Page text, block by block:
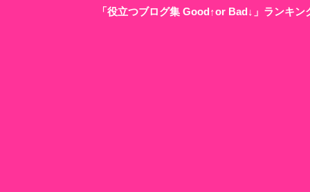
「役立つブログ集 Good↑or Bad↓」ランキ